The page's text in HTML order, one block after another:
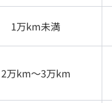
1万km未満
2万km〜3万km